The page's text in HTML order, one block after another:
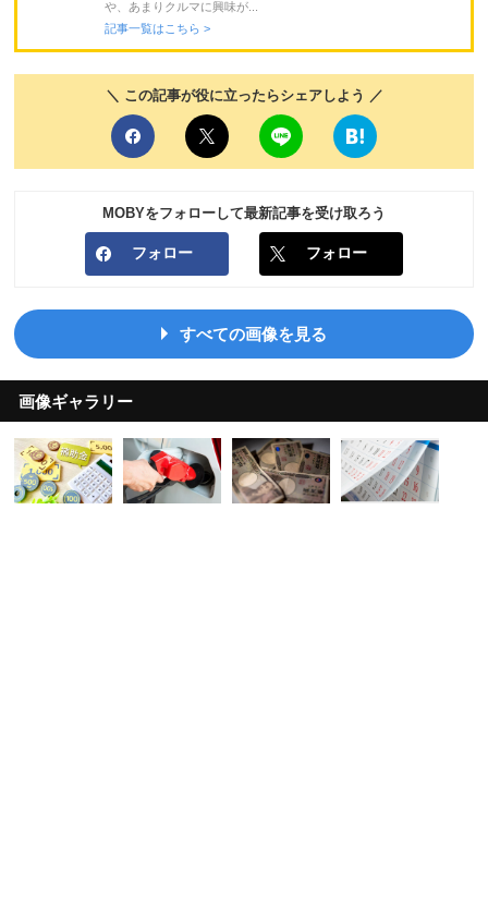
や、あまりクルマに興味が...
記事一覧はこちら >
＼ この記事が役に立ったらシェアしよう ／
MOBYをフォローして最新記事を受け取ろう
フォロー フォロー
すべての画像を見る
画像ギャラリー